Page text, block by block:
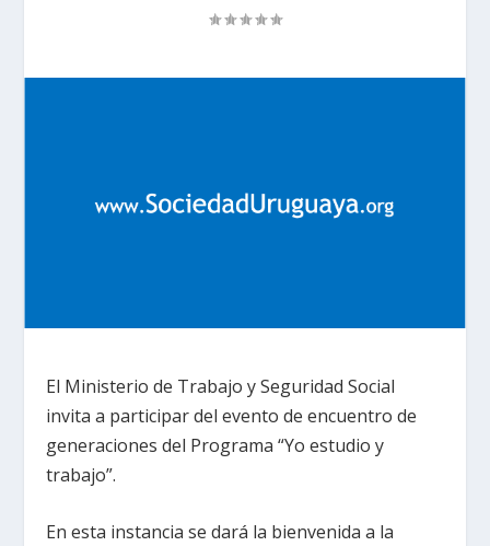
El Ministerio de Trabajo y Seguridad Social
invita a participar del evento de encuentro de
generaciones del Programa “Yo estudio y
trabajo”.
En esta instancia se dará la bienvenida a la